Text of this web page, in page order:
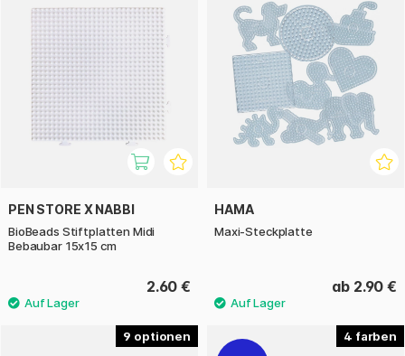
PEN STORE X NABBI
BioBeads Stiftplatten Midi
Bebaubar 15x15 cm
2.60 €
HAMA
Maxi-Steckplatte
ab 2.90 €
9 4